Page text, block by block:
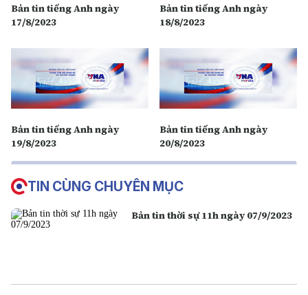
Bản tin tiếng Anh ngày
17/8/2023
Bản tin tiếng Anh ngày
18/8/2023
Bản tin tiếng Anh ngày
19/8/2023
Bản tin tiếng Anh ngày
20/8/2023
TIN CÙNG CHUYÊN MỤC
Bản tin thời sự 11h ngày 07/9/2023